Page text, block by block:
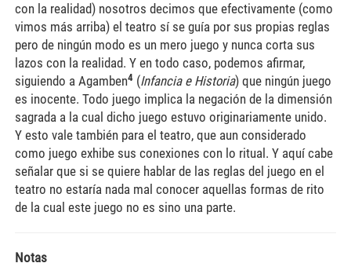
con la realidad) nosotros decimos que efectivamente (como
vimos más arriba) el teatro sí se guía por sus propias reglas
pero de ningún modo es un mero juego y nunca corta sus
lazos con la realidad. Y en todo caso, podemos afirmar,
siguiendo a Agamben4(Infancia e Historia) que ningún juego
es inocente. Todo juego implica la negación de la dimensión
sagrada a la cual dicho juego estuvo originariamente unido.
Y esto vale también para el teatro, que aun considerado
como juego exhibe sus conexiones con lo ritual. Y aquí cabe
señalar que si se quiere hablar de las reglas del juego en el
teatro no estaría nada mal conocer aquellas formas de rito
de la cual este juego no es sino una parte.
Notas